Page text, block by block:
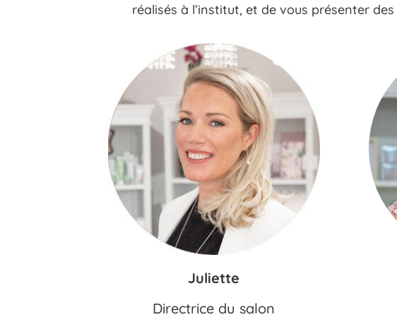
réalisés à l’institut, et de vous présenter des
Juliette
Directrice du salon